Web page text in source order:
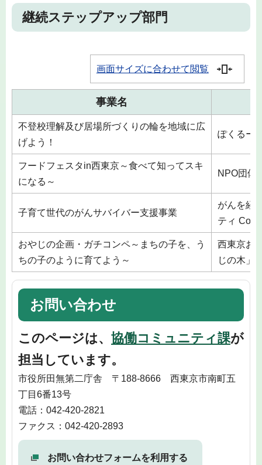
継続ステップアップ部門
画面サイズに合わせて閲覧
事業名
不登校理解及び居場所づくりの輪を地域に広
げよう！
ぽくるー
フードフェスタin西東京～食べて知ってスキ
になる～
NPO団体
子育て世代のがんサバイバー支援事業
がんを経
ティ
おやじの企画・ガチコンペ～まちの子を、う
ちの子のように育てよう～
西東京お
じの木」
お問い合わせ
このページは、 協働コミュニティ課が
担当しています。
市役所田無第二庁舎 〒188-8666 西東京市南町五
丁目6番13号
電話：042-420-2821
ファクス：042-420-2893
お問い合わせフォームを利用する